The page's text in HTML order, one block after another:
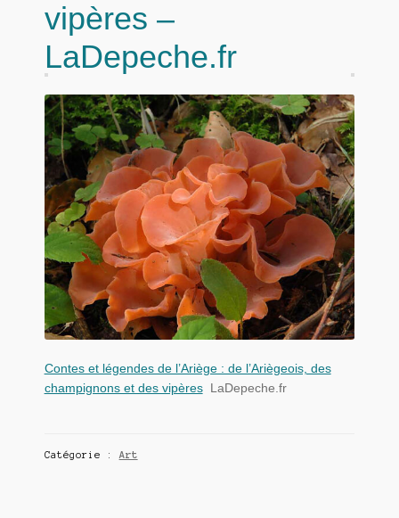
vipères –
LaDepeche.fr
Contes et légendes de l’Ariège : de l’Ariègeois, des
champignons et des vipères
LaDepeche.fr
Catégorie : Art